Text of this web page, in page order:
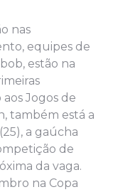
nas
equipes de
estão na
Jogos de
também está a
a gaúcha
de
da vaga.
na Copa